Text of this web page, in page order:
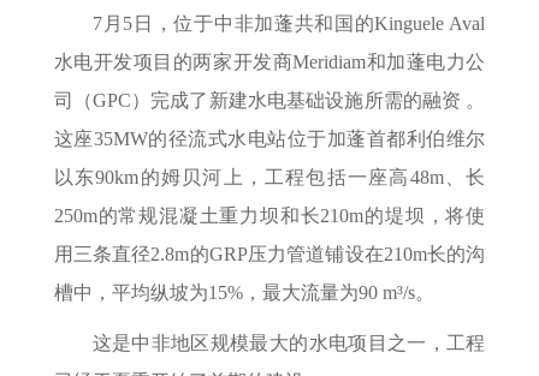
7月5日，位于中非加蓬共和国的Kinguele Aval
水电开发项目的两家开发商Meridiam和加蓬电力公
司（GPC）完成了新建水电基础设施所需的融资 。
这座35MW的径流式水电站位于加蓬首都利伯维尔
以东90km的姆贝河上，工程包括一座高48m、长
250m的常规混凝土重力坝和长210m的堤坝，将使
用三条直径2.8m的GRP压力管道铺设在210m长的沟
槽中，平均纵坡为15%，最大流量为90 m³/s。
这是中非地区规模最大的水电项目之一，工程